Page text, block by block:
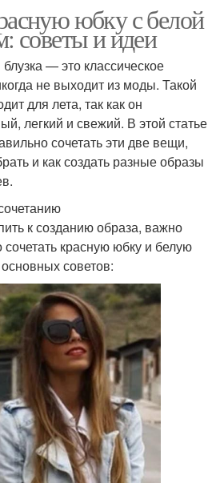
юбку с белой
советы и идеи
— это классическое
не выходит из моды. Такой
для лета, так как он
легкий и свежий. В этой статье
сочетать эти две вещи,
и как создать разные образы
к созданию образа, важно
сочетать красную юбку и белую
советов: